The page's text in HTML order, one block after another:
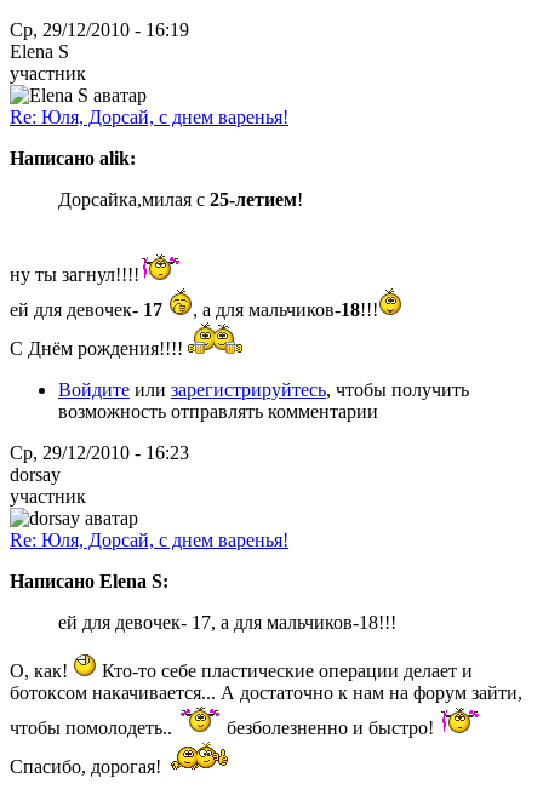
Ср, 29/12/2010 - 16:19
Elena S
участник
Re: Юля, Дорсай, с днем варенья!
Написано alik:
Дорсайка,милая с 25-летием!
ну ты загнул!!!!
ей для девочек- 17 , а для мальчиков-18!!!
С Днём рождения!!!!
Войдите или зарегистрируйтесь, чтобы получить
возможность отправлять комментарии
Ср, 29/12/2010 - 16:23
dorsay
участник
Re: Юля, Дорсай, с днем варенья!
Написано Elena S:
ей для девочек- 17, а для мальчиков-18!!!
О, как!
Кто-то себе пластические операции делает и
ботоксом накачивается... А достаточно к нам на форум зайти,
чтобы помолодеть..
безболезненно и быстро!
Спасибо, дорогая!